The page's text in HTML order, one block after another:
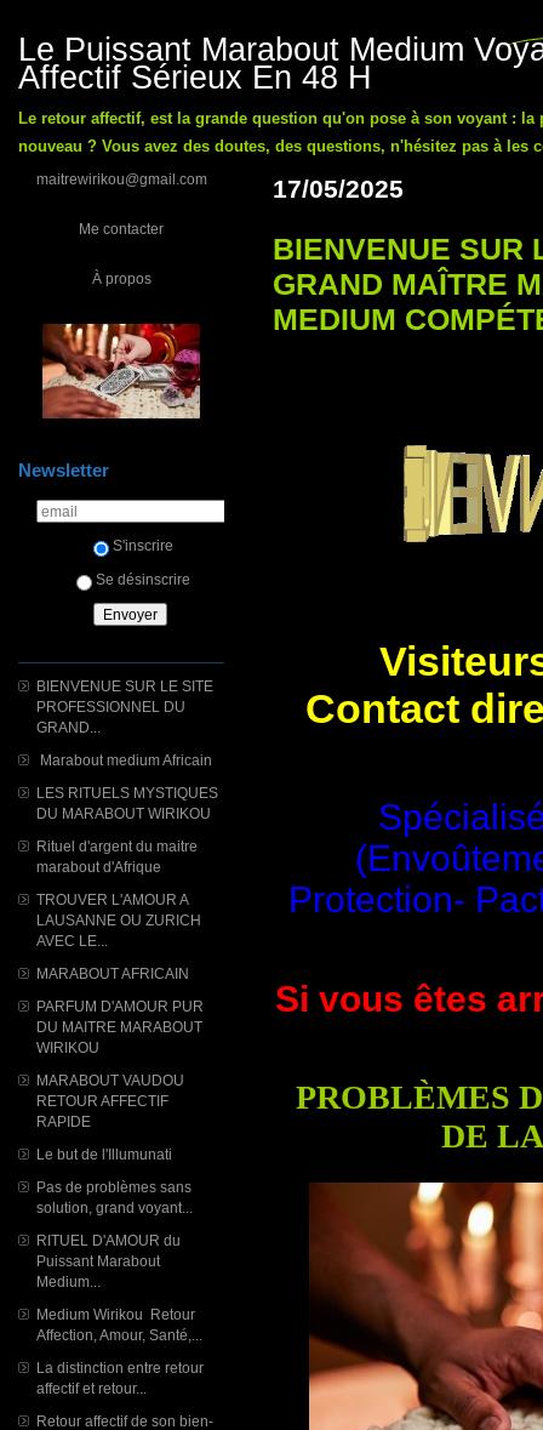
Le Puissant Marabout Medium
Affectif Sérieux En 48 H
Le retour affectif, est la grande question qu'on pose à son voyant :
nouveau ? Vous avez des doutes, des questions, n'hésitez pas à les
maitrewirikou@gmail.com
Me contacter
À propos
Newsletter
S'inscrire
Se désinscrire
BIENVENUE SUR LE SITE
PROFESSIONNEL DU
GRAND...
Marabout medium Africain
LES RITUELS MYSTIQUES
DU MARABOUT WIRIKOU
Rituel d'argent du maitre
marabout d'Afrique
TROUVER L'AMOUR A
LAUSANNE OU ZURICH
AVEC LE...
MARABOUT AFRICAIN
PARFUM D'AMOUR PUR
DU MAITRE MARABOUT
WIRIKOU
MARABOUT VAUDOU
RETOUR AFFECTIF
RAPIDE
Le but de l'Illumunati
Pas de problèmes sans
solution, grand voyant...
RITUEL D'AMOUR du
Puissant Marabout
Medium...
Medium Wirikou Retour
Affection, Amour, Santé,...
La distinction entre retour
affectif et retour...
Retour affectif de son bien-
17/05/2025
BIENVENUE SUR
GRAND MAÎTRE
MEDIUM
Contact
Protection-
Si vous êtes
PROBLÈMES
DE